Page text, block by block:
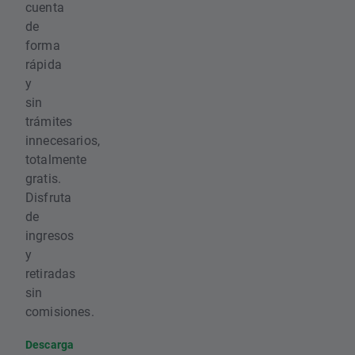
cuenta
de
forma
rápida
y
sin
trámites
innecesarios,
totalmente
gratis.
Disfruta
de
ingresos
y
retiradas
sin
comisiones.
Descarga